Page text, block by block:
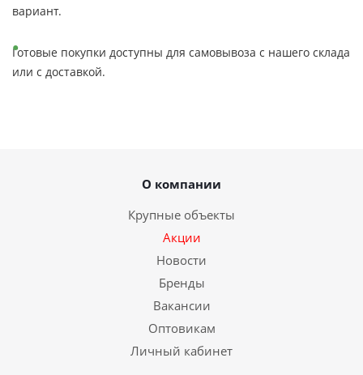
вариант.
Готовые покупки доступны для самовывоза с нашего склада
или с доставкой.
О компании
Крупные объекты
Акции
Новости
Бренды
Вакансии
Оптовикам
Личный кабинет